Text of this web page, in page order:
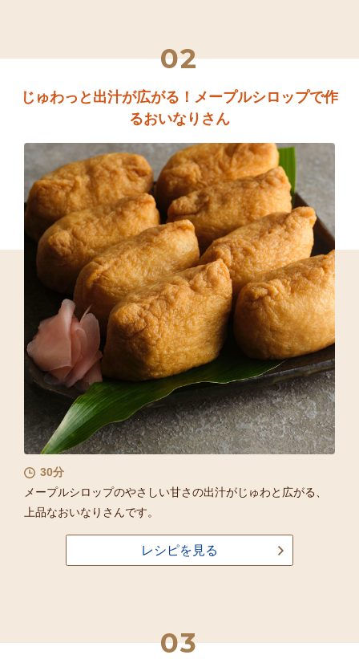
02
じゅわっと出汁が広がる！メープルシロップで作
るおいなりさん
30分
メープルシロップのやさしい甘さの出汁がじゅわと広がる、
上品なおいなりさんです。
レシピを見る
03